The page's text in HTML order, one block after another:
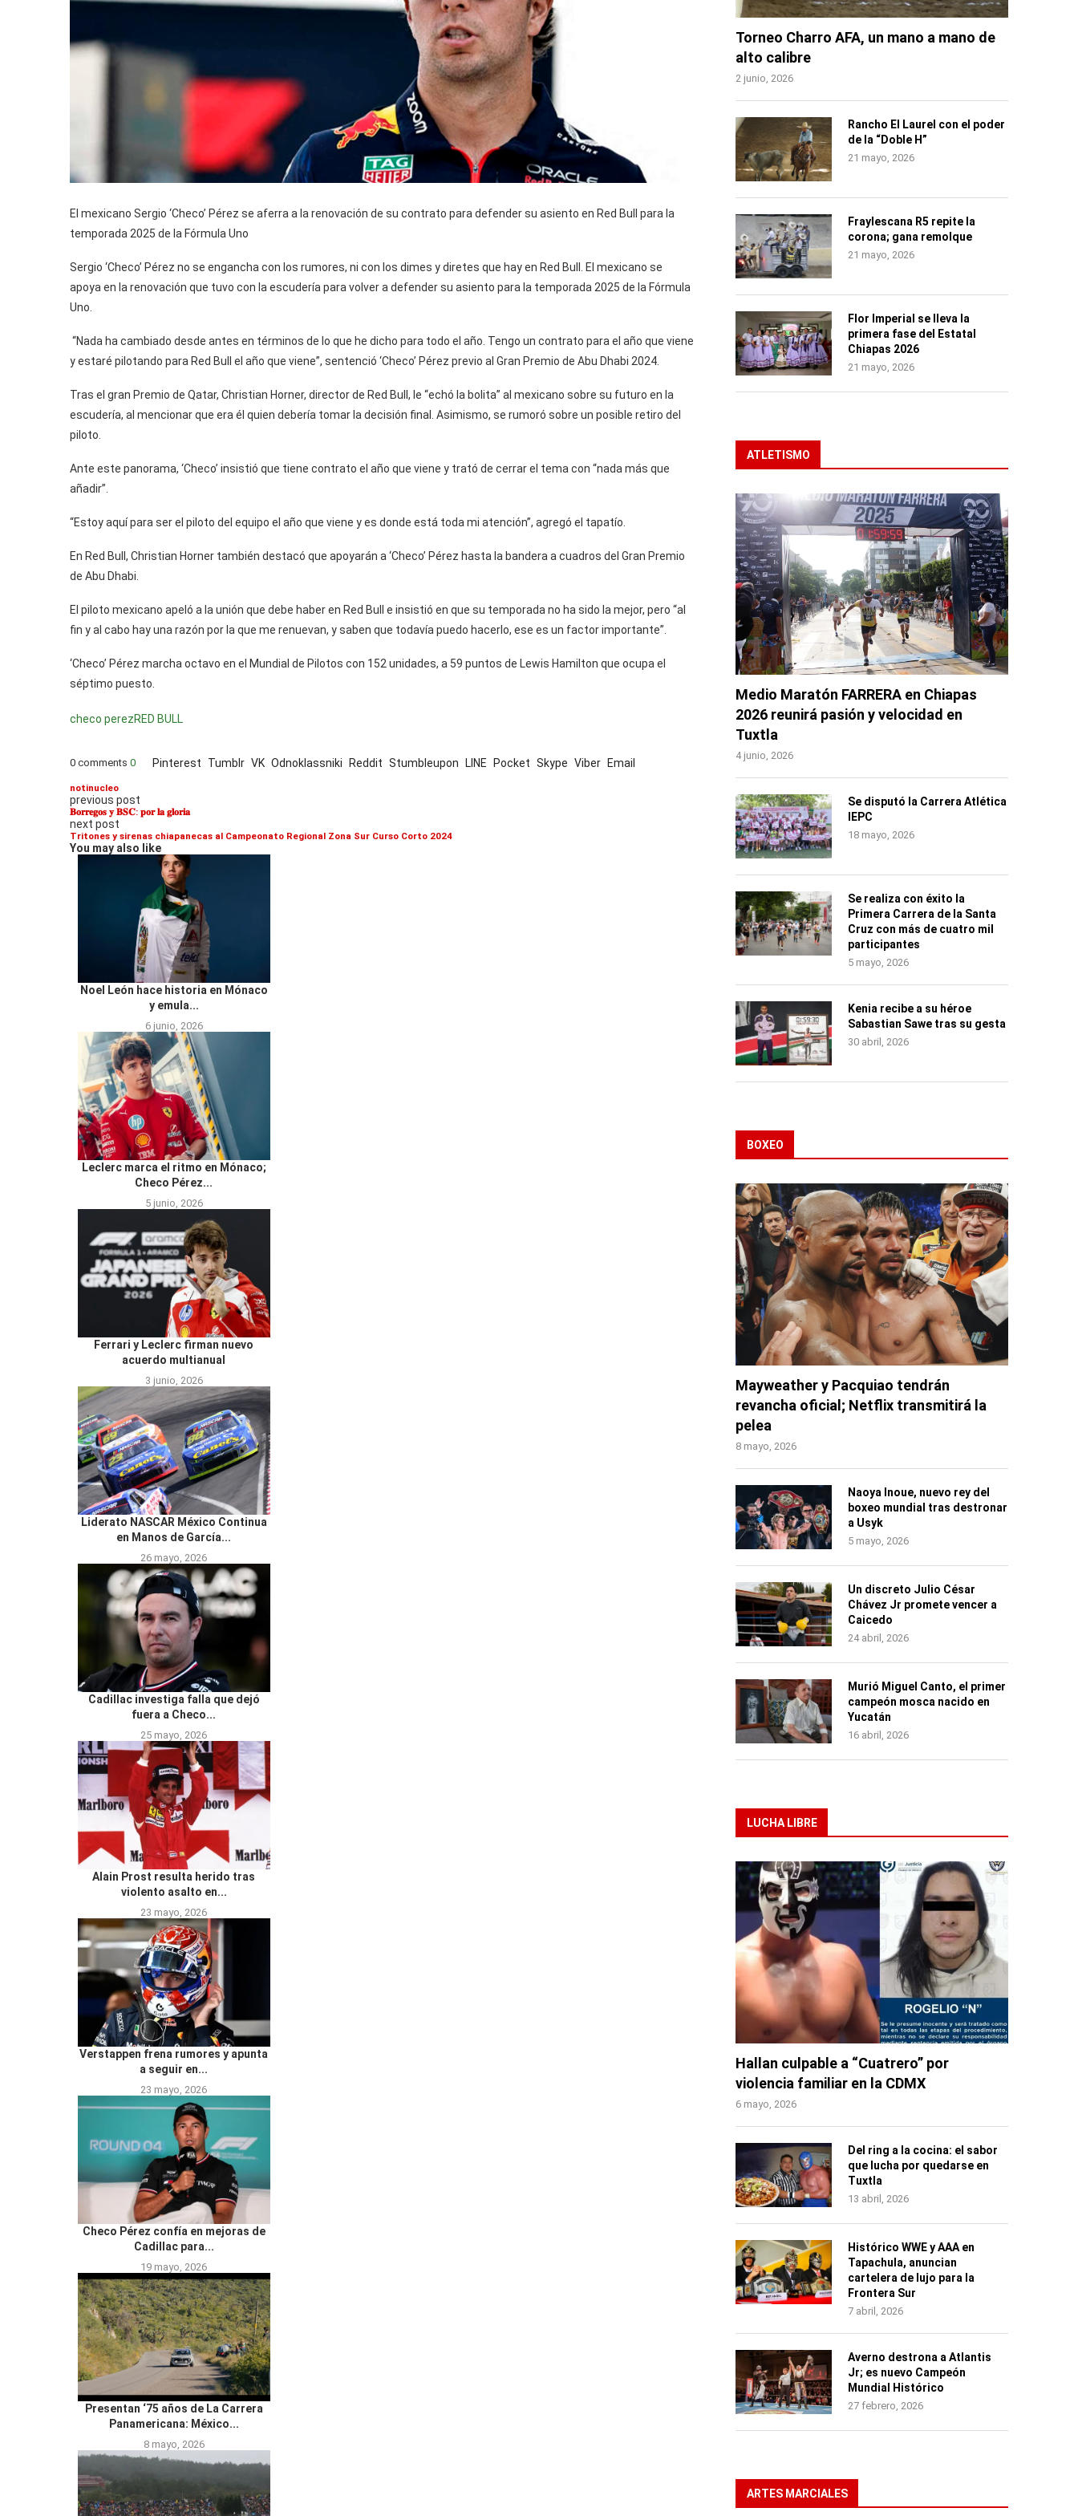
El mexicano Sergio ‘Checo’ Pérez se aferra a la renovación de su contrato para defender su asiento en Red Bull para la
temporada 2025 de la Fórmula Uno
Sergio ‘Checo’ Pérez no se engancha con los rumores, ni con los dimes y diretes que hay en Red Bull. El mexicano se
apoya en la renovación que tuvo con la escudería para volver a defender su asiento para la temporada 2025 de la Fórmula
Uno.
“Nada ha cambiado desde antes en términos de lo que he dicho para todo el año. Tengo un contrato para el año que viene
y estaré pilotando para Red Bull el año que viene”, sentenció ‘Checo’ Pérez previo al Gran Premio de Abu Dhabi 2024.
Tras el gran Premio de Qatar, Christian Horner, director de Red Bull, le “echó la bolita” al mexicano sobre su futuro en la
escudería, al mencionar que era él quien debería tomar la decisión final. Asimismo, se rumoró sobre un posible retiro del
piloto.
Ante este panorama, ‘Checo’ insistió que tiene contrato el año que viene y trató de cerrar el tema con “nada más que
añadir”.
“Estoy aquí para ser el piloto del equipo el año que viene y es donde está toda mi atención”, agregó el tapatío.
En Red Bull, Christian Horner también destacó que apoyarán a ‘Checo’ Pérez hasta la bandera a cuadros del Gran Premio
de Abu Dhabi.
El piloto mexicano apeló a la unión que debe haber en Red Bull e insistió en que su temporada no ha sido la mejor, pero “al
fin y al cabo hay una razón por la que me renuevan, y saben que todavía puedo hacerlo, ese es un factor importante”.
‘Checo’ Pérez marcha octavo en el Mundial de Pilotos con 152 unidades, a 59 puntos de Lewis Hamilton que ocupa el
séptimo puesto.
checo perezRED BULL
0 comments 0 Pinterest Tumblr VK Odnoklassniki Reddit Stumbleupon LINE Pocket Skype Viber Email
notinucleo
previous post
𝐁𝐨𝐫𝐫𝐞𝐠𝐨𝐬 𝐲 𝐁𝐒𝐂: 𝐩𝐨𝐫 𝐥𝐚 𝐠𝐥𝐨𝐫𝐢𝐚
next post
Tritones y sirenas chiapanecas al Campeonato Regional Zona Sur Curso Corto 2024
You may also like
Noel León hace historia en Mónaco
y emula...
6 junio, 2026
Leclerc marca el ritmo en Mónaco;
Checo Pérez...
5 junio, 2026
Ferrari y Leclerc firman nuevo
acuerdo multianual
3 junio, 2026
Liderato NASCAR México Continua
en Manos de García...
26 mayo, 2026
Cadillac investiga falla que dejó
fuera a Checo...
25 mayo, 2026
Alain Prost resulta herido tras
violento asalto en...
23 mayo, 2026
Verstappen frena rumores y apunta
a seguir en...
23 mayo, 2026
Checo Pérez confía en mejoras de
Cadillac para...
19 mayo, 2026
Presentan ‘75 años de La Carrera
Panamericana: México...
8 mayo, 2026
Torneo Charro AFA, un mano a mano de
alto calibre
2 junio, 2026
Rancho El Laurel con el poder
de la “Doble H”
21 mayo, 2026
Fraylescana R5 repite la
corona; gana remolque
21 mayo, 2026
Flor Imperial se lleva la
primera fase del Estatal
Chiapas 2026
21 mayo, 2026
ATLETISMO
Medio Maratón FARRERA en Chiapas
2026 reunirá pasión y velocidad en
Tuxtla
4 junio, 2026
Se disputó la Carrera Atlética
IEPC
18 mayo, 2026
Se realiza con éxito la
Primera Carrera de la Santa
Cruz con más de cuatro mil
participantes
5 mayo, 2026
Kenia recibe a su héroe
Sabastian Sawe tras su gesta
30 abril, 2026
BOXEO
Mayweather y Pacquiao tendrán
revancha oficial; Netflix transmitirá la
pelea
8 mayo, 2026
Naoya Inoue, nuevo rey del
boxeo mundial tras destronar
a Usyk
5 mayo, 2026
Un discreto Julio César
Chávez Jr promete vencer a
Caicedo
24 abril, 2026
Murió Miguel Canto, el primer
campeón mosca nacido en
Yucatán
16 abril, 2026
LUCHA LIBRE
Hallan culpable a “Cuatrero” por
violencia familiar en la CDMX
6 mayo, 2026
Del ring a la cocina: el sabor
que lucha por quedarse en
Tuxtla
13 abril, 2026
Histórico WWE y AAA en
Tapachula, anuncian
cartelera de lujo para la
Frontera Sur
7 abril, 2026
Averno destrona a Atlantis
Jr; es nuevo Campeón
Mundial Histórico
27 febrero, 2026
ARTES MARCIALES